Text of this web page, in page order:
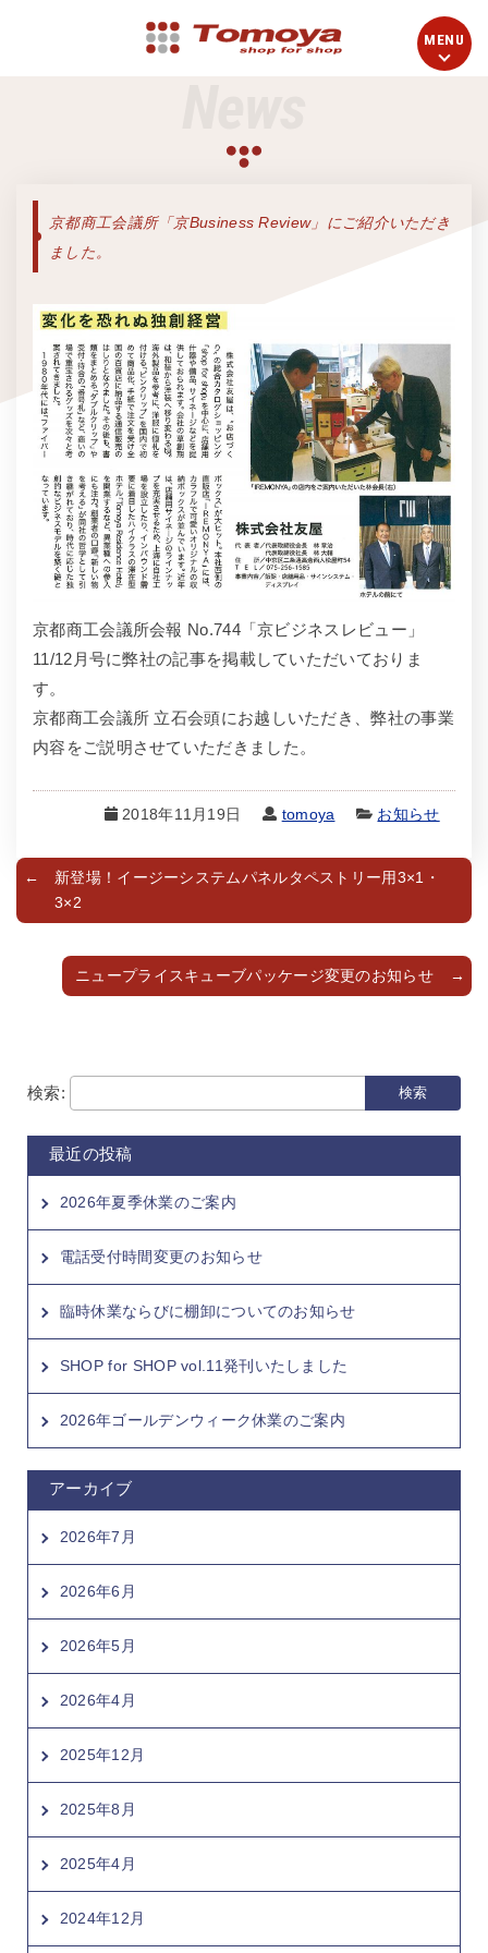
京都商工会議所「京Business Review」にご紹介いただき
ました。
京都商工会議所会報 No.744「京ビジネスレビュー」
11/12月号に弊社の記事を掲載していただいておりま
す。
京都商工会議所 立石会頭にお越しいただき、弊社の事業
内容をご説明させていただきました。
2018年11月19日 tomoya お知らせ
新登場！イージーシステムパネルタペストリー用3×1・
3×2
ニュープライスキューブパッケージ変更のお知らせ
検索:
最近の投稿
2026年夏季休業のご案内
電話受付時間変更のお知らせ
臨時休業ならびに棚卸についてのお知らせ
SHOP for SHOP vol.11発刊いたしました
2026年ゴールデンウィーク休業のご案内
アーカイブ
2026年7月
2026年6月
2026年5月
2026年4月
2025年12月
2025年8月
2025年4月
2024年12月